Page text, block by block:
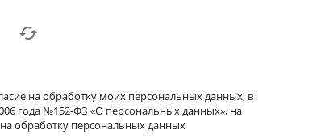
на обработку моих персональных данных, в
года №152-ФЗ «О персональных данных», на
обработку персональных данных